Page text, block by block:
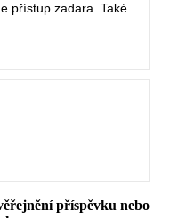
přístup zadara. Také
příspěvku nebo